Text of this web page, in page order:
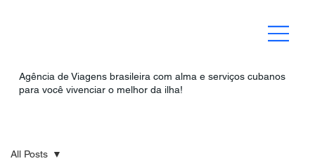
Agência de Viagens brasileira com alma e serviços cubanos
para você vivenciar o melhor da ilha!
All Posts